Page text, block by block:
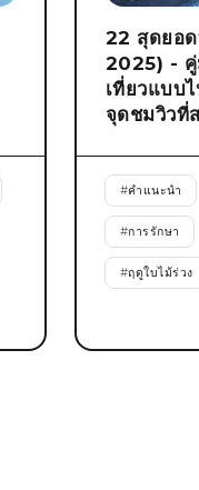
22 สุดยอ
2025) - คู่
เที่ยวแบบ
จุดชมวิวที่
#คำแนะนำ
#การรักษา
#ฤดูใบไม้ร่วง